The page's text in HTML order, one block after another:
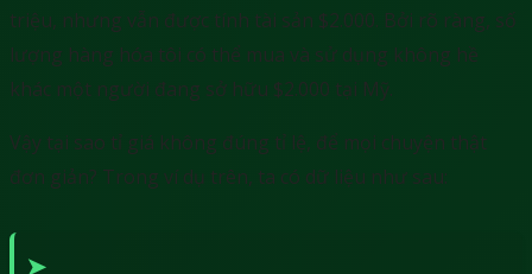
triệu, nhưng vẫn được tính tài sản $2.000. Bởi rõ ràng, số
lượng hàng hóa tôi có thể mua và sử dụng không hề
khác một người đang sở hữu $2.000 tại Mỹ.
Vậy tại sao tỉ giá không đúng tỉ lệ, để mọi chuyện thật
đơn giản? Trong ví dụ trên, ta có dữ liệu như sau: